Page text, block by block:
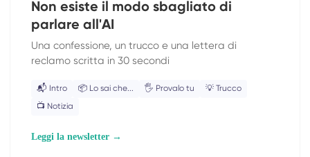
Non esiste il modo sbagliato di
parlare all'AI
Una confessione, un trucco e una lettera di
reclamo scritta in 30 secondi
📬 Intro 📦 Lo sai che... 🖐 Provalo tu 💡 Trucco
📺 Notizia
Leggi la newsletter →